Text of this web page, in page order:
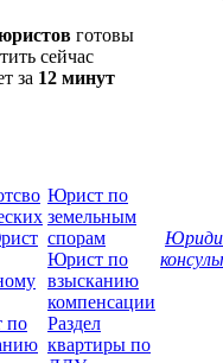
готовы
сейчас
за 12 минут
по
Юрист по
земельным
спорам
Юрист по
взысканию
компенсации
Раздел
квартиры по